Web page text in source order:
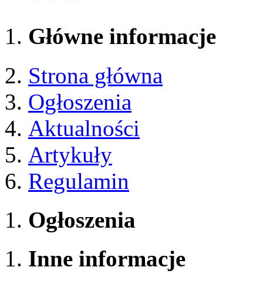
Główne informacje
Strona główna
Ogłoszenia
Aktualności
Artykuły
Regulamin
Ogłoszenia
Inne informacje